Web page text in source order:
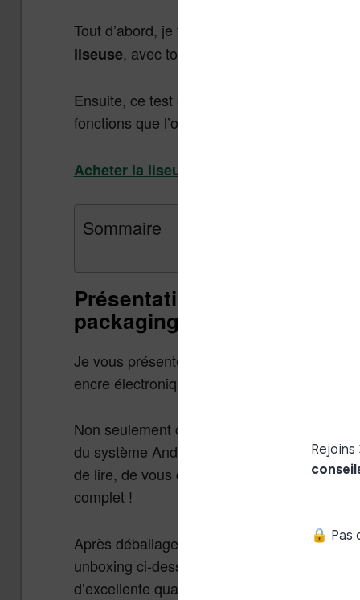
Tout d’abord, je tiens à
liseuse, avec tous les accessoires, afin que
Ensuite, ce test est un peu différent des
fonctions que l’on retrouve peu ailleurs :
Acheter la liseuse Bigme S6 Color+
Sommaire
Présentation de la liseuse
packaging
Je vous présente aujourd’hui une liseuse un
encre électronique couleur Kaleido 3 de
Non seulement cette liseuse propose un
du système Android, d’un stylet et de
de lire, de vous divertir que de travailler.
complet !
Après déballage de la liseuse qui arrive
unboxing ci-dessous), on peut
d’excellente qualité. Il n’y a rien à redire au